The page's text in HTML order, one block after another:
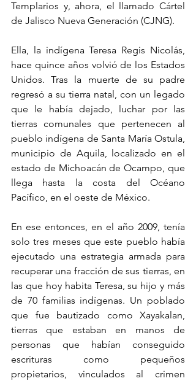
Templarios y, ahora, el llamado Cártel
de Jalisco Nueva Generación (CJNG).
Ella, la indígena Teresa Regis Nicolás,
hace quince años volvió de los Estados
Unidos. Tras la muerte de su padre
regresó a su tierra natal, con un legado
que le había dejado, luchar por las
tierras comunales que pertenecen al
pueblo indígena de Santa María Ostula,
municipio de Aquila, localizado en el
estado de Michoacán de Ocampo, que
llega hasta la costa del Océano
Pacífico, en el oeste de México.
En ese entonces, en el año 2009, tenía
solo tres meses que este pueblo había
ejecutado una estrategia armada para
recuperar una fracción de sus tierras, en
las que hoy habita Teresa, su hijo y más
de 70 familias indígenas. Un poblado
que fue bautizado como Xayakalan,
tierras que estaban en manos de
personas que habían conseguido
escrituras como pequeños
propietarios, vinculados al crimen